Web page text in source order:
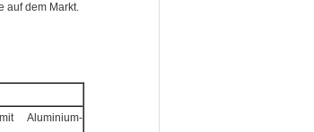
auf dem Markt.
Aluminium-